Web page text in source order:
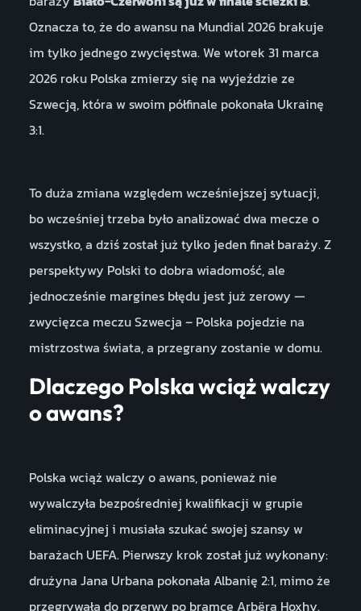
Oznacza to, że do awansu na Mundial 2026 brakuje
im tylko jednego zwycięstwa. We wtorek 31 marca
2026 roku Polska zmierzy się na wyjeździe ze
Szwecją, która w swoim półfinale pokonała Ukrainę
3:1.
To duża zmiana względem wcześniejszej sytuacji,
bo wcześniej trzeba było analizować dwa mecze o
wszystko, a dziś został już tylko jeden finał baraży. Z
perspektywy Polski to dobra wiadomość, ale
jednocześnie margines błędu jest już zerowy —
zwycięzca meczu Szwecja – Polska pojedzie na
mistrzostwa świata, a przegrany zostanie w domu.
Dlaczego Polska wciąż walczy
o awans?
Polska wciąż walczy o awans, ponieważ nie
wywalczyła bezpośredniej kwalifikacji w grupie
eliminacyjnej i musiała szukać swojej szansy w
barażach UEFA. Pierwszy krok został już wykonany:
drużyna Jana Urbana pokonała Albanię 2:1, mimo że
przegrywała do przerwy po bramce Arbëra Hoxhy.